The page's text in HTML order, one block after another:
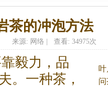
茶的冲泡方法
来源: 网络 | 查看: 34975次
毅力，品
。 一种茶，